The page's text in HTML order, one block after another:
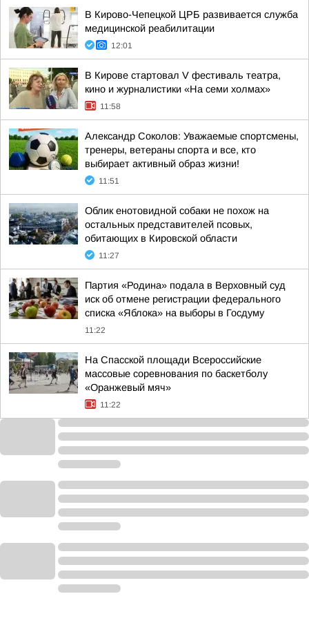
В Кирово-Чепецкой ЦРБ развивается служба
медицинской реабилитации
12:01
В Кирове стартовал V фестиваль театра,
кино и журналистики «На семи холмах»
11:58
Александр Соколов: Уважаемые спортсмены,
тренеры, ветераны спорта и все, кто
выбирает активный образ жизни!
11:51
Облик енотовидной собаки не похож на
остальных представителей псовых,
обитающих в Кировской области
11:27
Партия «Родина» подала в Верховный суд
иск об отмене регистрации федерального
списка «Яблока» на выборы в Госдуму
11:22
На Спасской площади Всероссийские
массовые соревнования по баскетболу
«Оранжевый мяч»
11:22